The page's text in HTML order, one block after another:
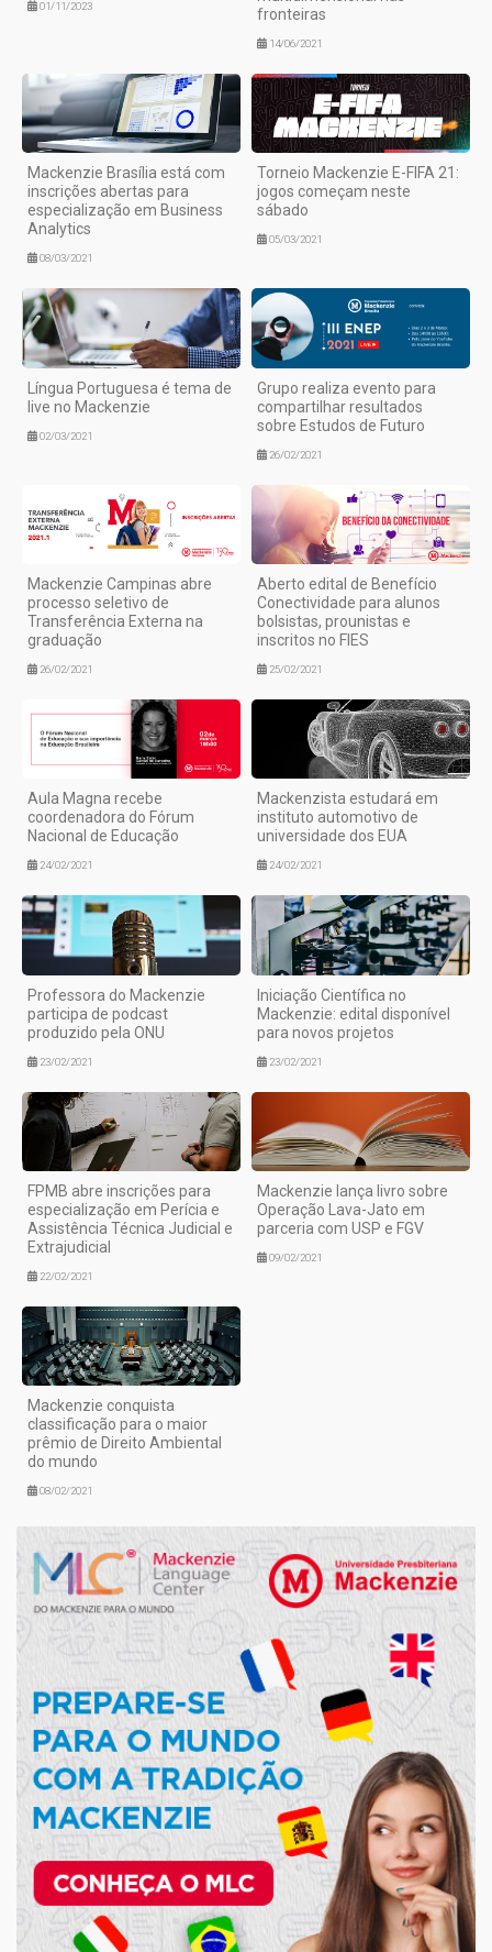
01/11/2023
fronteiras
14/06/2021
Mackenzie Brasília está com
inscrições abertas para
especialização em Business
Analytics
08/03/2021
Torneio Mackenzie E-FIFA 21:
jogos começam neste
sábado
05/03/2021
Língua Portuguesa é tema de
live no Mackenzie
02/03/2021
Grupo realiza evento para
compartilhar resultados
sobre Estudos de Futuro
26/02/2021
Mackenzie Campinas abre
processo seletivo de
Transferência Externa na
graduação
26/02/2021
Aberto edital de Benefício
Conectividade para alunos
bolsistas, prounistas e
inscritos no FIES
25/02/2021
Aula Magna recebe
coordenadora do Fórum
Nacional de Educação
24/02/2021
Mackenzista estudará em
instituto automotivo de
universidade dos EUA
24/02/2021
Professora do Mackenzie
participa de podcast
produzido pela ONU
23/02/2021
Iniciação Científica no
Mackenzie: edital disponível
para novos projetos
23/02/2021
FPMB abre inscrições para
especialização em Perícia e
Assistência Técnica Judicial e
Extrajudicial
22/02/2021
Mackenzie lança livro sobre
Operação Lava-Jato em
parceria com USP e FGV
09/02/2021
Mackenzie conquista
classificação para o maior
prêmio de Direito Ambiental
do mundo
08/02/2021